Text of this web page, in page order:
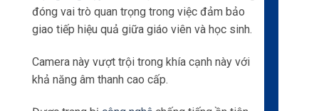
Tính năng này loại bỏ bất kỳ rào cản âm thanh
có thể gây trở ngại trong việc giảng dạy từ xa